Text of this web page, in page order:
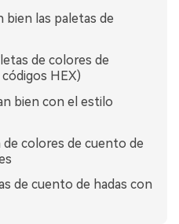
bien las paletas de
de colores de
HEX)
bien con el estilo
colores de cuento de
de cuento de hadas con